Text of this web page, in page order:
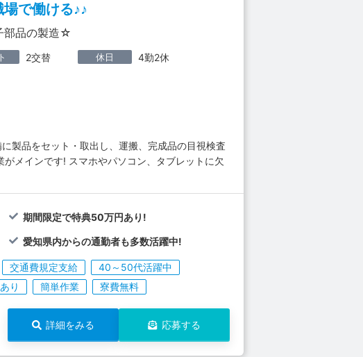
で働ける♪♪
部品の製造☆
2交替 休日 4勤2休
製品をセット・取出し、運搬、完成品の目視検査
メインです! スマホやパソコン、タブレットに欠
期間限定で特典50万円あり!
愛知県内からの通勤者も多数活躍中!
交通費規定支給
40～50代活躍中
り 簡単作業 寮費無料
詳細をみる 応募する